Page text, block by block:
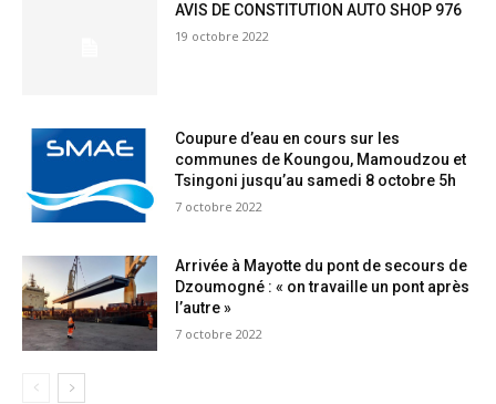
AVIS DE CONSTITUTION AUTO SHOP 976
19 octobre 2022
Coupure d’eau en cours sur les
communes de Koungou, Mamoudzou et
Tsingoni jusqu’au samedi 8 octobre 5h
7 octobre 2022
Arrivée à Mayotte du pont de secours de
Dzoumogné : « on travaille un pont après
l’autre »
7 octobre 2022